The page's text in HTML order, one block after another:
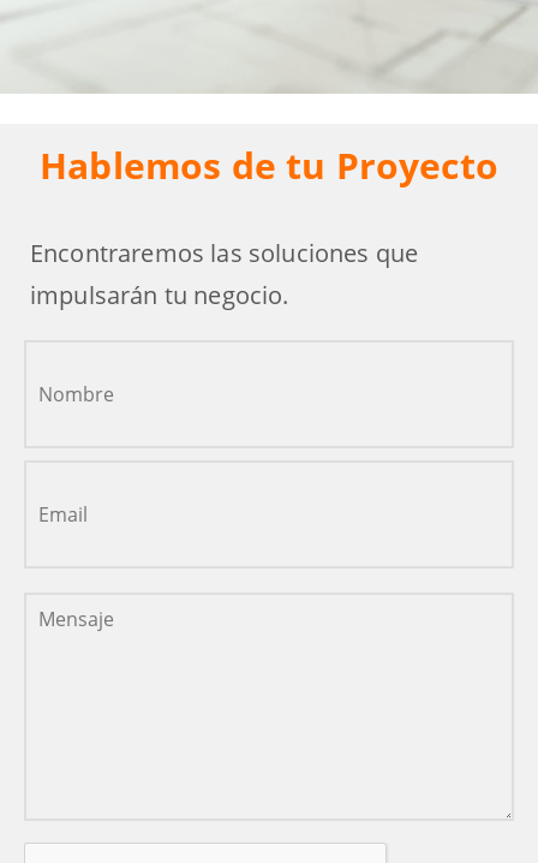
Hablemos de tu Proyecto
Encontraremos las soluciones que
impulsarán tu negocio.